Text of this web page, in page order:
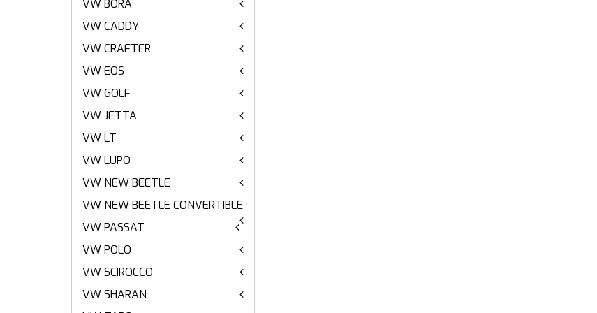
VW BORA
VW CADDY
VW CRAFTER
VW EOS
VW GOLF
VW JETTA
VW LT
VW LUPO
VW NEW BEETLE
VW NEW BEETLE CONVERTIBLE
VW PASSAT
VW POLO
VW SCIROCCO
VW SHARAN